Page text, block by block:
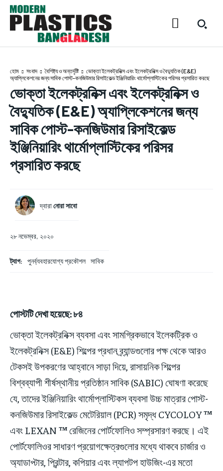
হোম সংবাদ বৈশিষ্ট্য ও অন্তর্দৃষ্টি
ভোক্তা ইলেকট্রনিক্স এবং ইলেকট্রনিক্স ও বৈদ্যুতিক (E&E)
অ্যাপ্লিকেশনের জন্য সাবিক পোস্ট-কনজিউমার রিসাইকেল্ড ইঞ্জিনিয়ারিং থার্মোপ্লাস্টিকের পরিসর প্রসারিত করছে
ভোক্তা ইলেকট্রনিক্স এবং ইলেকট্রনিক্স ও
বৈদ্যুতিক (E&E) অ্যাপ্লিকেশনের জন্য
সাবিক পোস্ট-কনজিউমার রিসাইকেল্ড
ইঞ্জিনিয়ারিং থার্মোপ্লাস্টিকের পরিসর
প্রসারিত করছে
দ্বারানোরা সাবো
২৮ নভেম্বর, ২০২০
ট্যাগ: পুনর্ব্যবহারযোগ্য প্রকৌশল সাবিক
পোস্টটি দেখা হয়েছে: ৮৪
ভোক্তা ইলেকট্রনিক্স ব্যবসা এবং সামগ্রিকভাবে ইলেকট্রিক ও
ইলেকট্রনিক্স (E&E) শিল্পের প্রধান ব্র্যান্ডগুলোর পক্ষ থেকে আরও
টেকসই উপকরণের আহ্বানে সাড়া দিয়ে, রাসায়নিক শিল্পের
বিশ্বব্যাপী শীর্ষস্থানীয় প্রতিষ্ঠান সাবিক (SABIC) ঘোষণা করেছে
যে, তাদের ইঞ্জিনিয়ারিং থার্মোপ্লাস্টিকস ব্যবসা উচ্চ মাত্রার পোস্ট-
কনজিউমার রিসাইকেল্ড মেটেরিয়াল (PCR) সমৃদ্ধ CYCOLOY™
এবং LEXAN ™রেজিনের পোর্টফোলিও সম্প্রসারণ করছে। এই
পোর্টফোলিওর সাধারণ প্রয়োগক্ষেত্রগুলোর মধ্যে থাকবে চার্জার ও
অ্যাডাপ্টার, প্রিন্টার, কপিয়ার এবং ল্যাপটপ হাউজিং-এর মতো